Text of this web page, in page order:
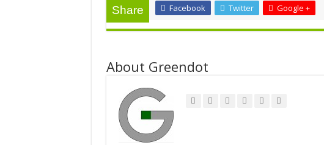
Share Facebook Twitter Google +
About Greendot